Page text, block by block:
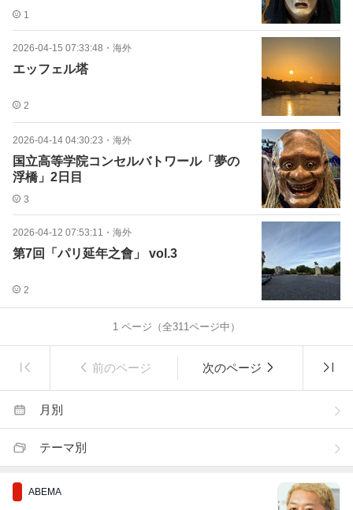
1
2026-04-15 07:33:48 ・ 海外
エッフェル塔
2
2026-04-14 04:30:23 ・ 海外
国立高等学院コンセルバトワール「夢の
浮橋」2日目
3
2026-04-12 07:53:11 ・ 海外
第7回「パリ延年之會」 vol.3
2
1 ページ（全311ページ中）
前のページ 次のページ
月別
テーマ別
ABEMA